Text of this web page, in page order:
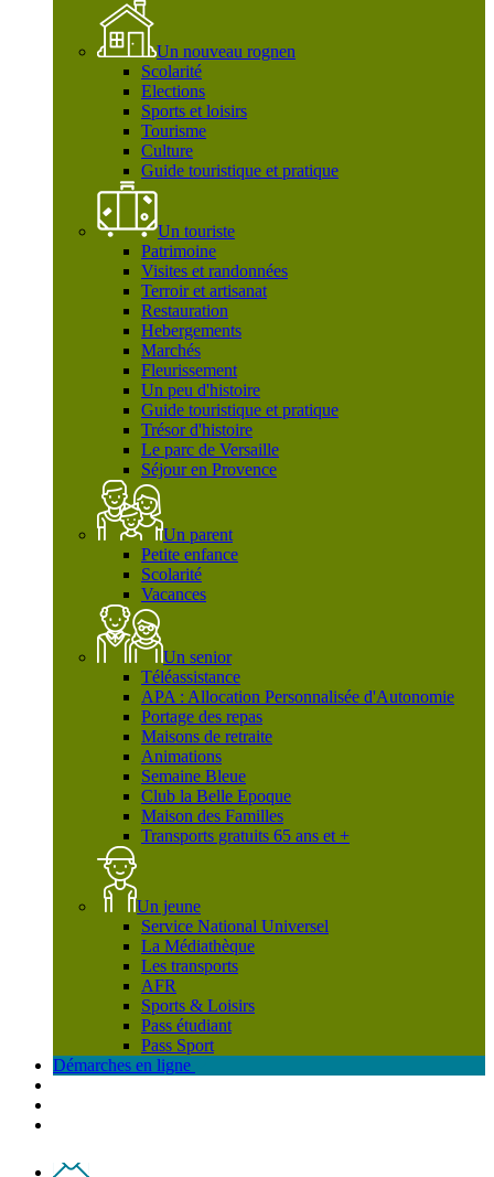
Un nouveau rognen
Scolarité
Elections
Sports et loisirs
Tourisme
Culture
Guide touristique et pratique
Un touriste
Patrimoine
Visites et randonnées
Terroir et artisanat
Restauration
Hebergements
Marchés
Fleurissement
Un peu d'histoire
Guide touristique et pratique
Trésor d'histoire
Le parc de Versaille
Séjour en Provence
Un parent
Petite enfance
Scolarité
Vacances
Un senior
Téléassistance
APA : Allocation Personnalisée d'Autonomie
Portage des repas
Maisons de retraite
Animations
Semaine Bleue
Club la Belle Epoque
Maison des Familles
Transports gratuits 65 ans et +
Un jeune
Service National Universel
La Médiathèque
Les transports
AFR
Sports & Loisirs
Pass étudiant
Pass Sport
Démarches en ligne
Contact